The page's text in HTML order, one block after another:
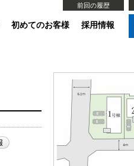
前回の履歴
初めてのお客様 採用情報